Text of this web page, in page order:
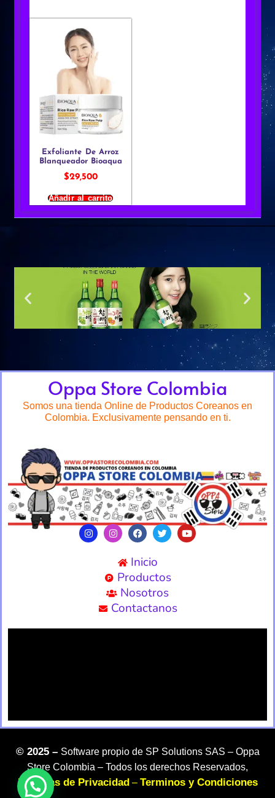
Exfoliante De Arroz
Blanqueador Bioaqua
$29,500
Añadir al carrito
Oppa Store Colombia
Somos una tienda Online de Productos Coreanos en
Colombia. Exclusivamente pensando en ti.
Inicio
Productos
Nosotros
Contactanos
©2025 – Software propio de SP Solutions SAS – Oppa
Store Colombia – Todos los derechos Reservados,
Politicas de Privacidad – Terminos y Condiciones